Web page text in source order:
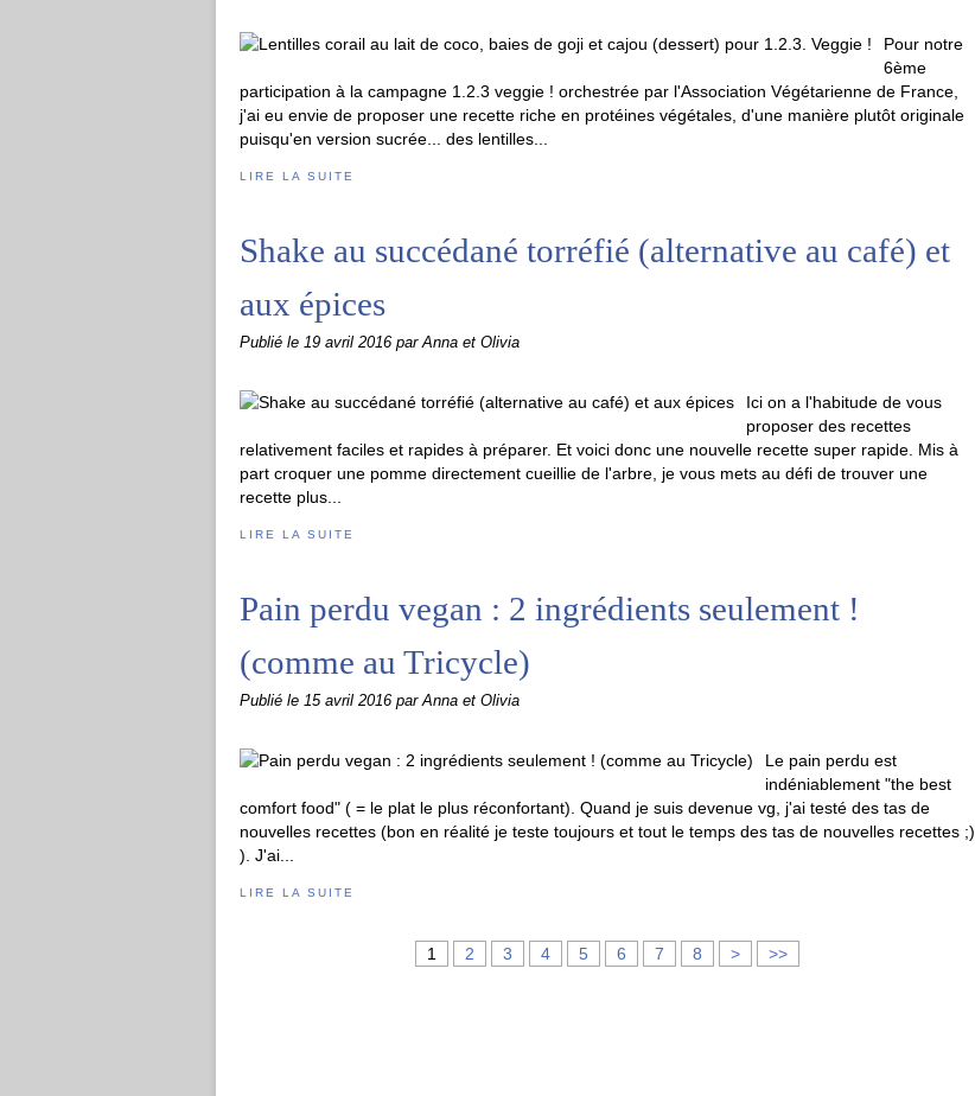
Pour notre
6ème
participation à la campagne 1.2.3 veggie ! orchestrée par l'Association Végétarienne de France,
j'ai eu envie de proposer une recette riche en protéines végétales, d'une manière plutôt originale
puisqu'en version sucrée... des lentilles...
LIRE LA SUITE
Shake au succédané torréfié (alternative au café) et
aux épices
Publié le 19 avril 2016 par Anna et Olivia
Ici on a l'habitude de vous
proposer des recettes
relativement faciles et rapides à préparer. Et voici donc une nouvelle recette super rapide. Mis à
part croquer une pomme directement cueillie de l'arbre, je vous mets au défi de trouver une
recette plus...
LIRE LA SUITE
Pain perdu vegan : 2 ingrédients seulement !
(comme au Tricycle)
Publié le 15 avril 2016 par Anna et Olivia
Le pain perdu est
indéniablement "the best
comfort food" ( = le plat le plus réconfortant). Quand je suis devenue vg, j'ai testé des tas de
nouvelles recettes (bon en réalité je teste toujours et tout le temps des tas de nouvelles recettes ;)
). J'ai...
LIRE LA SUITE
1 2 3 4 5 6 7 8 > >>